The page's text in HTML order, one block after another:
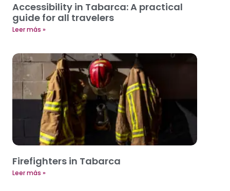
Accessibility in Tabarca: A practical
guide for all travelers
Leer más »
Firefighters in Tabarca
Leer más »